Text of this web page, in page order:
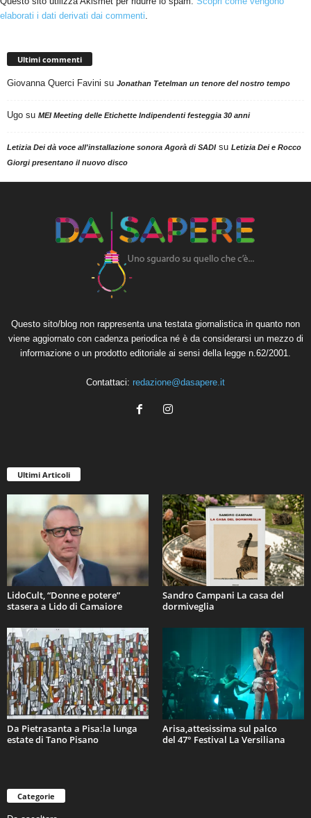
elaborati i dati derivati dai commenti.
Ultimi commenti
Giovanna Querci Favini su Jonathan Tetelman un tenore del nostro tempo
Ugo su MEI Meeting delle Etichette Indipendenti festeggia 30 anni
Letizia Dei dà voce all'installazione sonora Agorà di SADIsu Letizia Dei e Rocco
Giorgi presentano il nuovo disco
Questo sito/blog non rappresenta una testata giornalistica in quanto non
viene aggiornato con cadenza periodica né è da considerarsi un mezzo di
informazione o un prodotto editoriale ai sensi della legge n.62/2001.
Contattaci: redazione@dasapere.it
Ultimi Articoli
LidoCult, “Donne e potere”
stasera a Lido di Camaiore
Sandro Campani La casa del
dormiveglia
Da Pietrasanta a Pisa:la lunga
estate di Tano Pisano
Arisa,attesissima sul palco
del 47° Festival La Versiliana
Categorie